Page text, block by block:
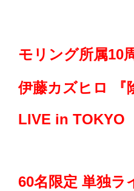
モリング所属10
伊藤カズヒロ 『
LIVE in TOKYO
60名限定 単独ラ